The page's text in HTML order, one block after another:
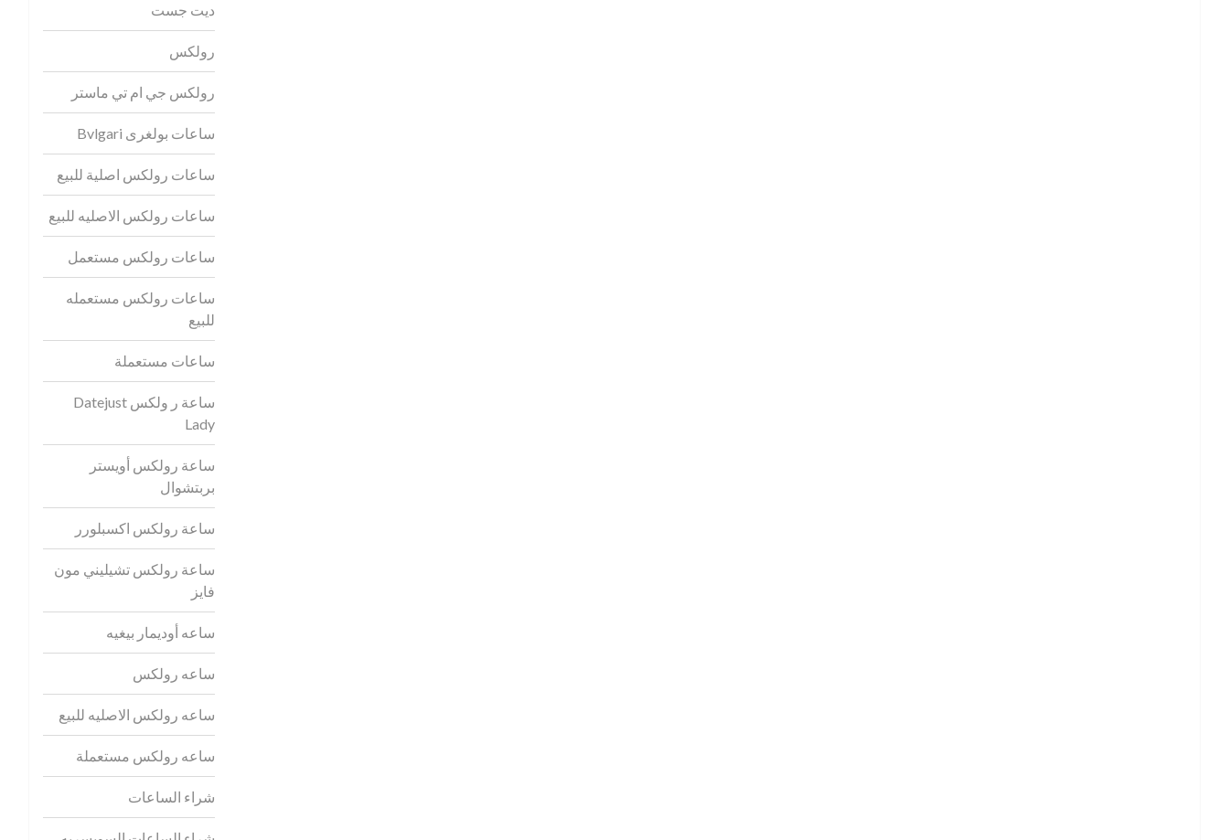
ديت جست
رولكس
رولكس جي ام تي ماستر
ساعات بولغرى Bvlgari
ساعات رولكس اصلية للبيع
ساعات رولكس الاصليه للبيع
ساعات رولكس مستعمل
ساعات رولكس مستعمله
للبيع
ساعات مستعملة
ساعة ر ولكس Datejust
Lady
ساعة رولكس أويستر
بربتشوال
ساعة رولكس اكسبلورر
ساعة رولكس تشيليني مون
فايز
ساعه أوديمار بيغيه
ساعه رولكس
ساعه رولكس الاصليه للبيع
ساعه رولكس مستعملة
شراء الساعات